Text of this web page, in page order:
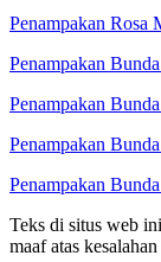
Penampakan Rosa
Penampakan
Penampakan
Penampakan
Penampakan
Teks di situs web
maaf atas